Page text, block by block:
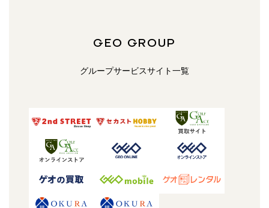
GEO GROUP
グループサービスサイト一覧